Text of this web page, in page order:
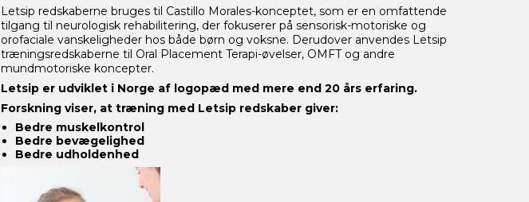
Letsip redskaberne bruges til Castillo Morales-konceptet, som er en omfattende
tilgang til neurologisk rehabilitering, der fokuserer på sensorisk-motoriske og
orofaciale vanskeligheder hos både børn og voksne. Derudover anvendes Letsip
træningsredskaberne til Oral Placement Terapi-øvelser, OMFT og andre
mundmotoriske koncepter.
Letsip er udviklet i Norge af logopæd med mere end 20 års erfaring.
Forskning viser, at træning med Letsip redskaber giver:
Bedre muskelkontrol
Bedre bevægelighed
Bedre udholdenhed